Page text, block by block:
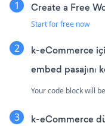
Create a Free
Start for free now
k-eCommerce
embed pasajını
Your code block will
k-eCommerce